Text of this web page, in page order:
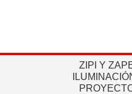
ZIPI Y